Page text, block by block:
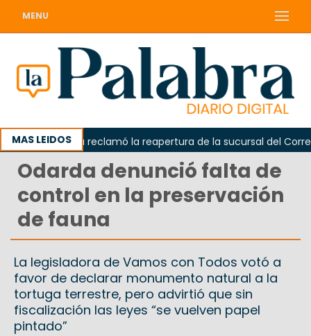
MENU
MAS LEIDOS
Odarda reclamó la reapertura de la sucursal del Correo
Odarda denunció falta de
control en la preservación
de fauna
La legisladora de Vamos con Todos votó a
favor de declarar monumento natural a la
tortuga terrestre, pero advirtió que sin
fiscalización las leyes “se vuelven papel
pintado”